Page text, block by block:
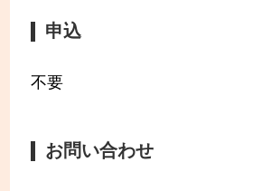
申込
不要
お問い合わせ